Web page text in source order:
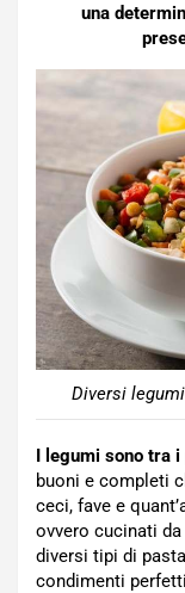
una
Diversi
I legumi sono tra
buoni e completi
ceci, fave e
ovvero cucinati
diversi tipi di
condimenti